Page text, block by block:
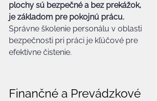
plochy sú bezpečné a bez prekážok,
je základom pre pokojnú prácu.
Správne školenie personálu v oblasti
bezpečnosti pri práci je kľúčové pre
efektívne čistenie.
Finančné a Prevádzkové